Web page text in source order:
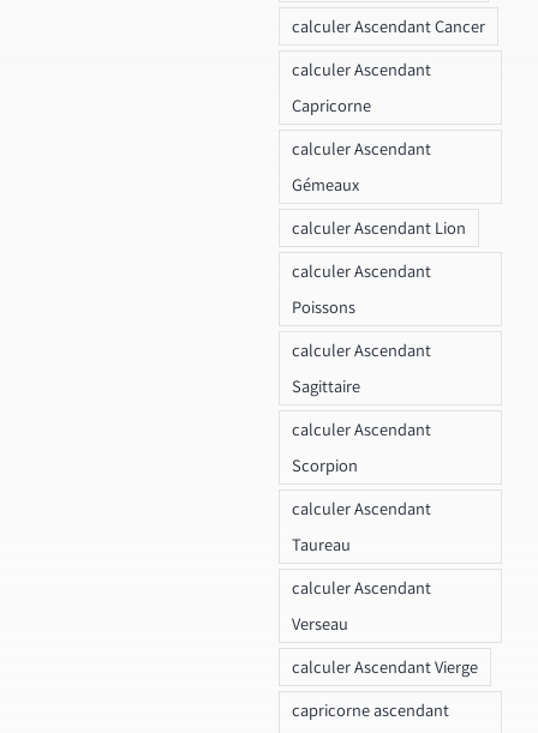
calculer Ascendant Cancer
calculer Ascendant
Capricorne
calculer Ascendant
Gémeaux
calculer Ascendant Lion
calculer Ascendant
Poissons
calculer Ascendant
Sagittaire
calculer Ascendant
Scorpion
calculer Ascendant
Taureau
calculer Ascendant
Verseau
calculer Ascendant Vierge
capricorne ascendant